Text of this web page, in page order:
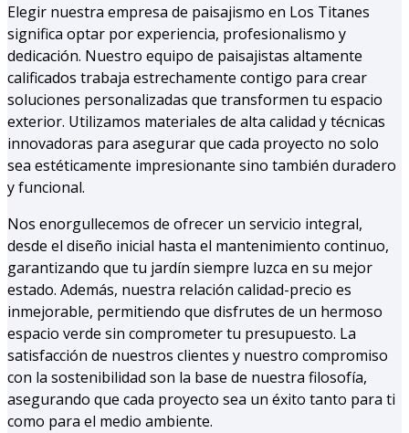
Elegir nuestra empresa de paisajismo en Los Titanes
significa optar por experiencia, profesionalismo y
dedicación. Nuestro equipo de paisajistas altamente
calificados trabaja estrechamente contigo para crear
soluciones personalizadas que transformen tu espacio
exterior. Utilizamos materiales de alta calidad y técnicas
innovadoras para asegurar que cada proyecto no solo
sea estéticamente impresionante sino también duradero
y funcional.
Nos enorgullecemos de ofrecer un servicio integral,
desde el diseño inicial hasta el mantenimiento continuo,
garantizando que tu jardín siempre luzca en su mejor
estado. Además, nuestra relación calidad-precio es
inmejorable, permitiendo que disfrutes de un hermoso
espacio verde sin comprometer tu presupuesto. La
satisfacción de nuestros clientes y nuestro compromiso
con la sostenibilidad son la base de nuestra filosofía,
asegurando que cada proyecto sea un éxito tanto para ti
como para el medio ambiente.